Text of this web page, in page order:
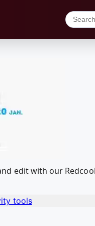
edit with our